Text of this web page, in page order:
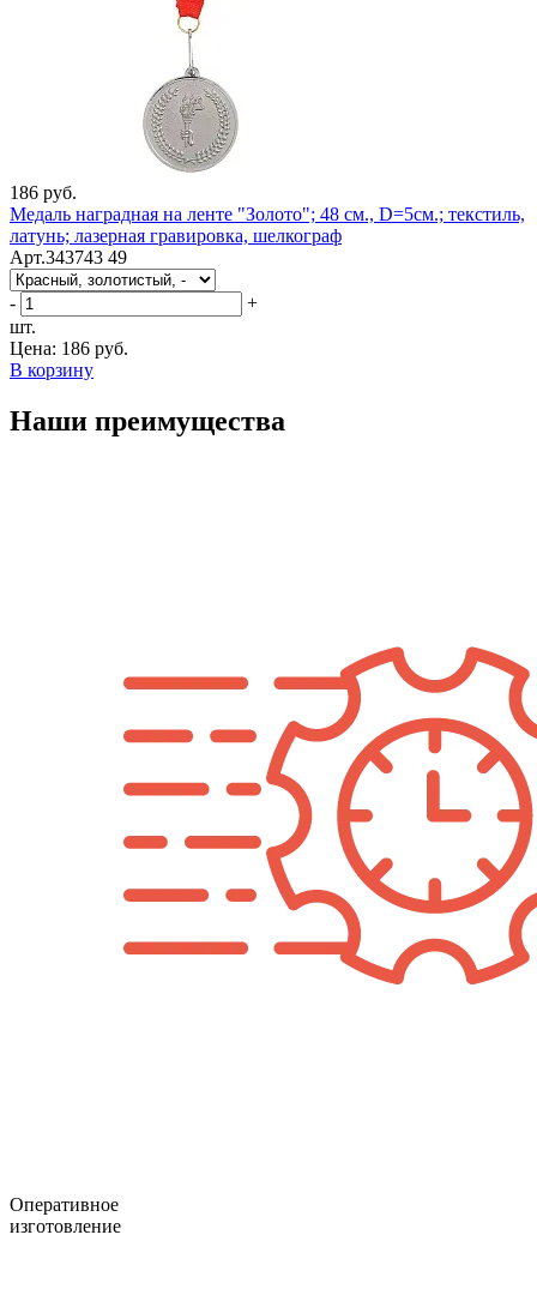
186 руб.
Медаль наградная на ленте "Золото"; 48 см., D=5см.; текстиль,
латунь; лазерная гравировка, шелкограф
Арт.343743 49
-
+
шт.
Цена: 186 руб.
В корзину
Наши преимущества
Оперативное
изготовление